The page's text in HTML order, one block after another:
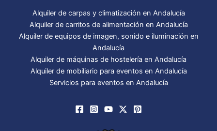
Alquiler de carpas y climatización en Andalucía
Alquiler de carritos de alimentación en Andalucía
Alquiler de equipos de imagen, sonido e iluminación en
Andalucía
Alquiler de máquinas de hostelería en Andalucía
Alquiler de mobiliario para eventos en Andalucía
Servicios para eventos en Andalucía